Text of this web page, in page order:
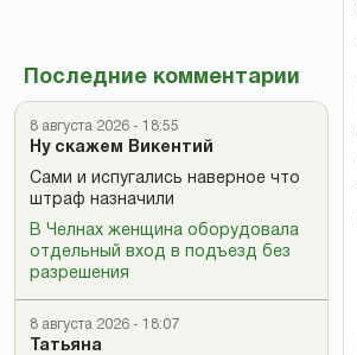
Последние комментарии
8 августа 2026 - 18:55
Ну скажем Викентий
Сами и испугались наверное что
штраф назначили
В Челнах женщина оборудовала
отдельный вход в подъезд без
разрешения
8 августа 2026 - 18:07
Татьяна